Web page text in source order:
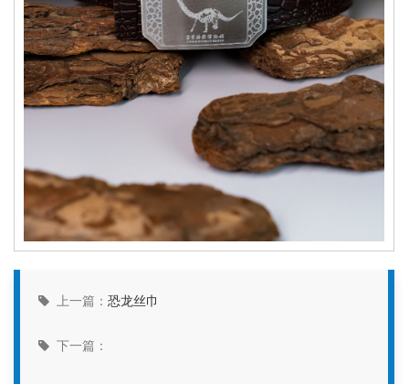
上一篇： 恐龙丝巾
下一篇：